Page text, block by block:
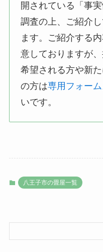
開されている「事
調査の上、ご紹介
ます。ご紹介する
意しておりますが
希望される方や新
の方は専用フォーム
いです。
八王子市の畳屋一覧